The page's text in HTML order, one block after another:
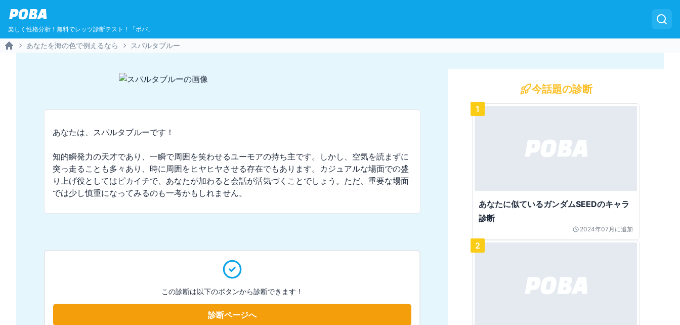
POBA
楽しく性格分析！無料でレッツ診断テスト！「ポバ」
あなたを海の色で例えるなら スパルタブルー
あなたは、スパルタブルーです！
知的瞬発力の天才であり、一瞬で周囲を笑わせるユーモアの持ち主です。しかし、空気を読まずに
突っ走ることも多々あり、時に周囲をヒヤヒヤさせる存在でもあります。カジュアルな場面での盛
り上げ役としてはピカイチで、あなたが加わると会話が活気づくことでしょう。ただ、重要な場面
では少し慎重になってみるのも一考かもしれません。
この診断は以下のボタンから診断できます！
診断ページへ
今話題の診断
1
あなたに似ているガンダムSEEDのキャラ
診断
2024年07月 に追加
2